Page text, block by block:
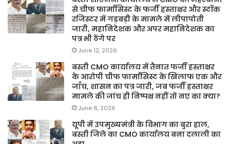
से चीफ फार्मासिस्ट के फर्जी हस्ताक्षर और स्टॉक
रजिस्टर में गड़बड़ी के मामले में लीपापोती
जारी, महानिदेशक और अपर महानिदेशक का
पत्र भी ठेंगे पर
June 12, 2026
बस्ती CMO कार्यालय में तैनात फर्जी हस्ताक्षर
के आरोपी चीफ फार्मासिस्ट के खिलाफ एक और
जाँच, शासन का पत्र जारी, जब फर्जी हस्ताक्षर
मामले की जांच ही निष्पक्ष नहीं तो नए का क्या?
June 6, 2026
यूपी में उपमुख्यमंत्री के विभाग का बुरा हाल,
बस्ती जिले का CMO कार्यालय बना दलाली का